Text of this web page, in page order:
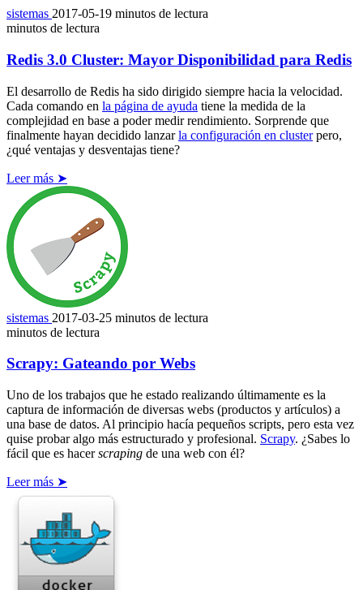
sistemas 2017-05-19 minutos de lectura
minutos de lectura
Redis 3.0 Cluster: Mayor Disponibilidad para Redis
El desarrollo de Redis ha sido dirigido siempre hacia la velocidad.
Cada comando en la página de ayuda tiene la medida de la
complejidad en base a poder medir rendimiento. Sorprende que
finalmente hayan decidido lanzarla configuración en clusterpero,
¿qué ventajas y desventajas tiene?
Leer más ➤
sistemas 2017-03-25 minutos de lectura
minutos de lectura
Scrapy: Gateando por Webs
Uno de los trabajos que he estado realizando últimamente es la
captura de información de diversas webs (productos y artículos) a
una base de datos. Al principio hacía pequeños scripts, pero esta vez
quise probar algo más estructurado y profesional. Scrapy. ¿Sabes lo
fácil que es hacerscraping de una web con él?
Leer más ➤